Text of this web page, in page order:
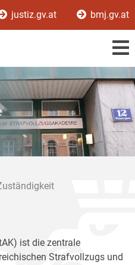
justiz.gv.at bmj.gv.at
ist die zentrale
Strafvollzugs und